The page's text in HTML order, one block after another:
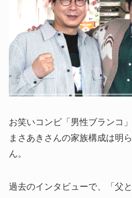
お笑いコンビ「男性ブランコ
まさあきさんの家族構成は明
ん。
過去のインタビューで、「父